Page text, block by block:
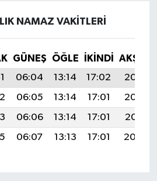
NAMAZ VAKITLERI
GÜNEŞ ÖĞLE İKINDI
AKŞAM
06:04 13:14 17:02
20:13
06:05 13:14 17:01
20:12
06:06 13:14 17:01
20:11
06:07 13:13 17:01 20:10